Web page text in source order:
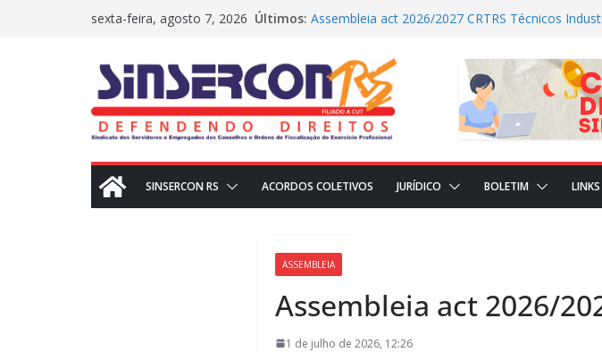
sexta-feira, agosto 7, 2026 Últimos: Assembleia act 2026/2027 CRTRS Técnicos
Dissídio 2025
PROTESTO JUDICIAL
SINSERCON RS ACORDOS COLETIVOS JURÍDICO BOLETIM
ASSEMBLEIA
Assembleia act 2026/
1 de julho de 2026, 12:26